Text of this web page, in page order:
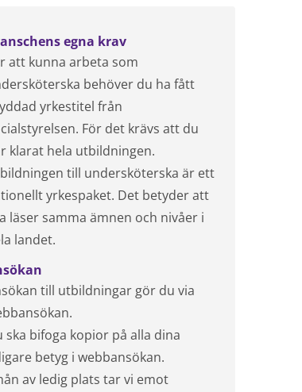
egna krav
att kunna arbeta som
behöver du ha fått
yrkestitel från
För det krävs att du
klarat hela utbildningen.
till undersköterska är ett
yrkespaket. Det betyder att
läser samma ämnen och nivåer i
landet.
till utbildningar gör du via
ska bifoga kopior på alla dina
betyg i webbansökan.
av ledig plats tar vi emot